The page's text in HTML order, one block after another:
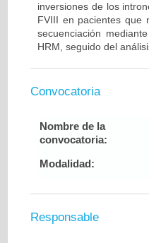
inversiones de los
FVIII en pacientes que
secuenciación
HRM, seguido del
Convocatoria
Nombre de la
convocatoria:
Modalidad:
Responsable